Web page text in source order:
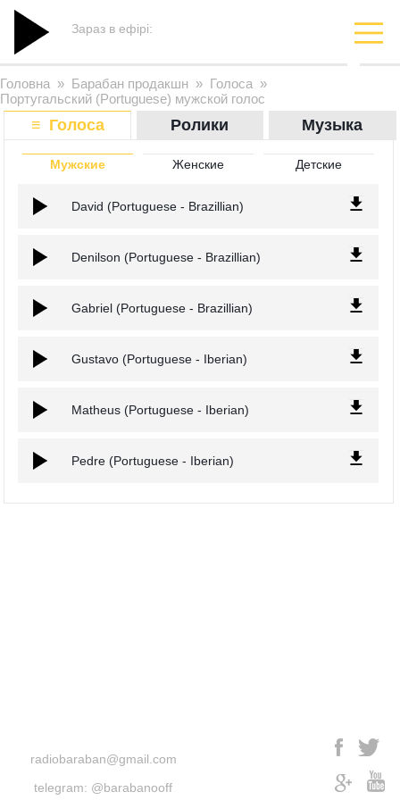
Зараз в ефірі:
Головна » Барабан продакшн » Голоса »
Португальский (Portuguese) мужской голос
≡ Голоса Ролики Музыка
Мужские Женские Детские
David (Portuguese - Brazillian)
Denilson (Portuguese - Brazillian)
Gabriel (Portuguese - Brazillian)
Gustavo (Portuguese - Iberian)
Matheus (Portuguese - Iberian)
Pedre (Portuguese - Iberian)
radiobaraban@gmail.com
telegram: @barabanooff